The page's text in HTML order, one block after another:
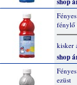
fénylő
kisker
shop
ezüst